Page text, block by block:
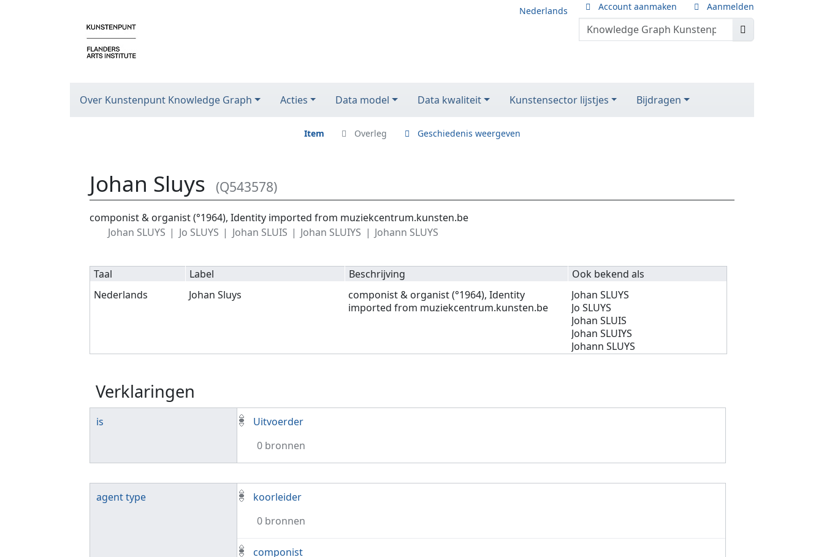
Nederlands Account aanmaken Aanmelden
Over Kunstenpunt Knowledge Graph Acties Data model Data kwaliteit Kunstensector lijstjes Bijdragen
Item Overleg Geschiedenis weergeven
Johan Sluys (Q543578)
Ga naar:navigatie,zoeken
componist & organist (°1964), Identity imported from muziekcentrum.kunsten.be
Johan SLUYS
Jo SLUYS Johan SLUIS Johan SLUIYS Johann SLUYS
Taal Label Beschrijving
Ook bekend als
Nederlands
Johan Sluys
componist & organist (°1964), Identity
imported from muziekcentrum.kunsten.be
Johan SLUYS
Jo SLUYS
Johan SLUIS
Johan SLUIYS
Johann SLUYS
Verklaringen
is
Uitvoerder
0 bronnen
agent type
koorleider
0 bronnen
componist